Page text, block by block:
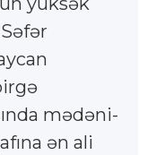
mədəni-
ən ali